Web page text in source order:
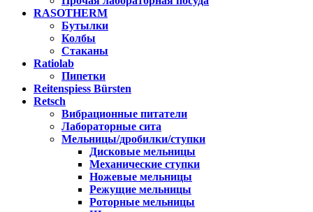
RASOTHERM
Бутылки
Колбы
Стаканы
Ratiolab
Пипетки
Reitenspiess Bürsten
Retsch
Вибрационные питатели
Лабораторные сита
Мельницы/дробилки/ступки
Дисковые мельницы
Механические ступки
Ножевые мельницы
Режущие мельницы
Роторные мельницы